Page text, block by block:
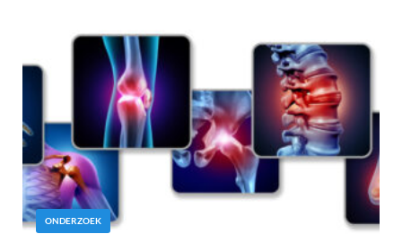
ONDERZOEK